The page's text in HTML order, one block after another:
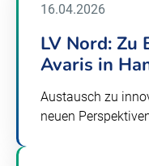
16.04.2026
LV Nord: Zu
Avaris in
Austausch zu
neuen